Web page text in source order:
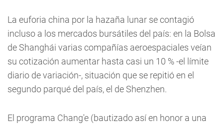
La euforia china por la hazaña lunar se contagió
incluso a los mercados bursátiles del país: en la Bolsa
de Shanghái varias compañías aeroespaciales veían
su cotización aumentar hasta casi un 10 % -el límite
diario de variación-, situación que se repitió en el
segundo parqué del país, el de Shenzhen.
El programa Chang'e (bautizado así en honor a una